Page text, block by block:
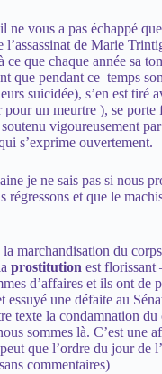
a pas échappé que
l’assassinat de Marie
ce que chaque année sa
que pendant ce temps
suicidée), s’en est tiré
pour un meurtre ), se porte
vigoureusement
s’exprime ouvertement.
ne sais pas si nous
régressons et que le
du corps,
prostitution est florissant
d’affaires et ils ont de
essuyé une défaite au
texte la condamnation
sommes là. C’est une
que l’ordre du jour de
commentaires)